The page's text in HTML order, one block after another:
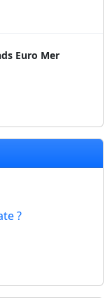
Euro Mer
?